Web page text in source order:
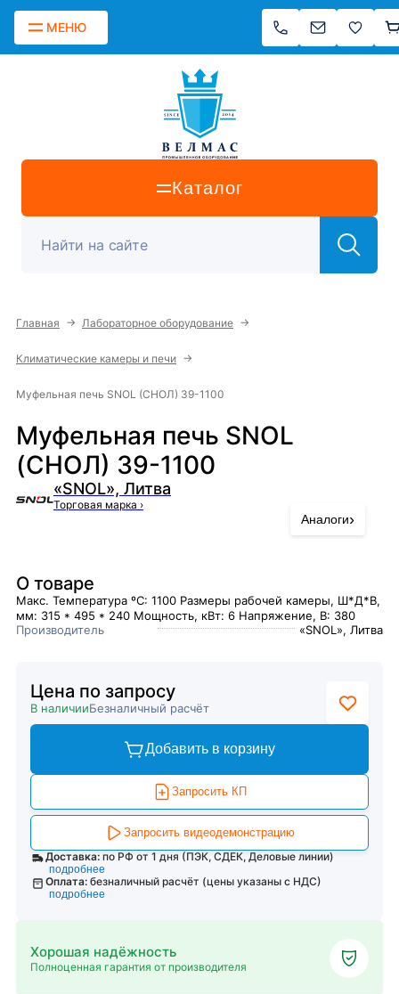
МЕНЮ
Каталог
Главная → Лабораторное оборудование →
Климатические камеры и печи →
Муфельная печь SNOL (СНОЛ) 39-1100
Муфельная печь SNOL
(СНОЛ) 39-1100
«SNOL», Литва
Торговая марка ›
Аналоги›
О товаре
Макс. Температура ºC: 1100 Размеры рабочей камеры, Ш*Д*В,
мм: 315 * 495 * 240 Мощность, кВт: 6 Напряжение, В: 380
Производитель
«SNOL», Литва
Цена по запросу
В наличииБезналичный расчёт
Добавить в корзину
Запросить КП
Запросить видеодемонстрацию
Доставка: по РФ от 1 дня (ПЭК, СДЕК, Деловые линии)
подробнее
Оплата: безналичный расчёт (цены указаны с НДС)
подробнее
Хорошая надёжность
Полноценная гарантия от производителя